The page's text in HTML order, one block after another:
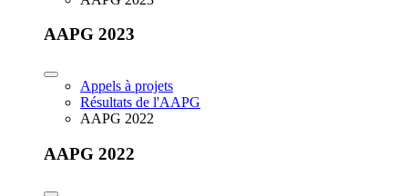
AAPG 2023
Appels à projets
Résultats de l'AAPG
AAPG 2022
AAPG 2022